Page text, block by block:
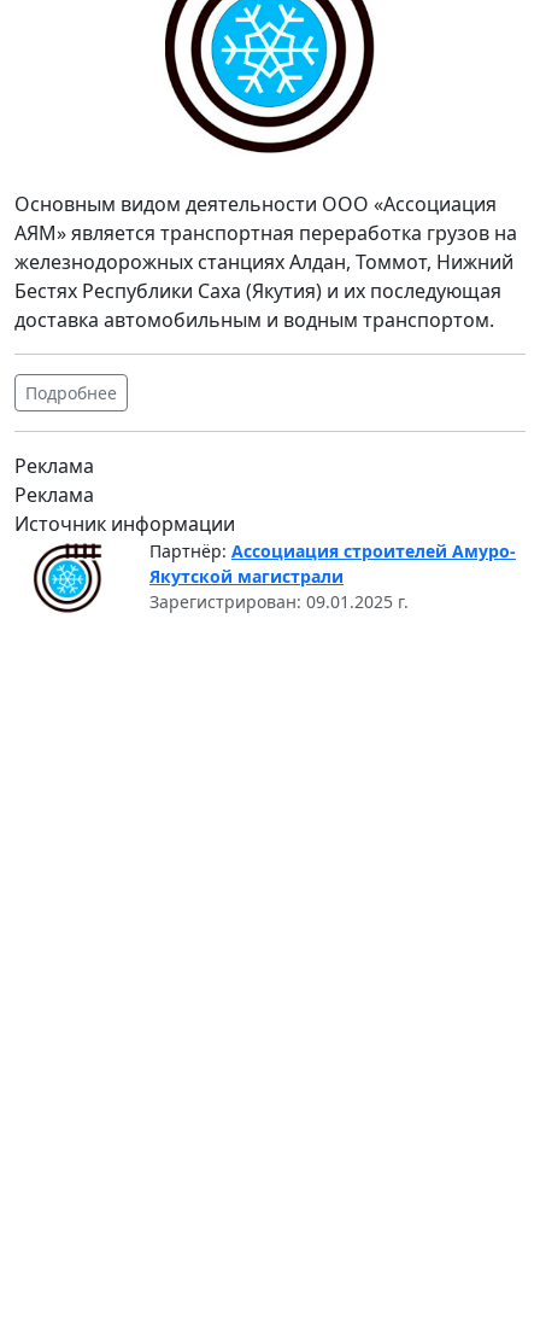
Основным видом деятельности ООО «Ассоциация
АЯМ» является транспортная переработка грузов на
железнодорожных станциях Алдан, Томмот, Нижний
Бестях Республики Саха (Якутия) и их последующая
доставка автомобильным и водным транспортом.
Подробнее
Реклама
Реклама
Источник информации
Партнёр: Ассоциация строителей Амуро-
Якутской магистрали
Зарегистрирован: 09.01.2025 г.